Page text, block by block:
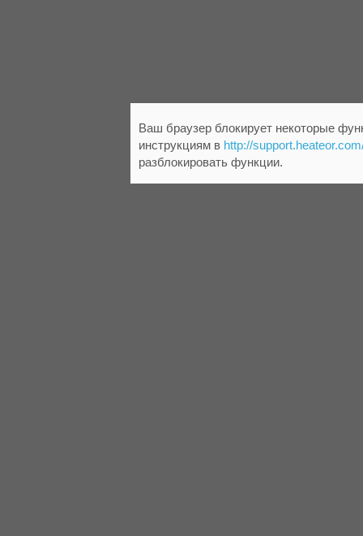
Ваш браузер блокирует некоторые
инструкциям в http://
разблокировать функции.